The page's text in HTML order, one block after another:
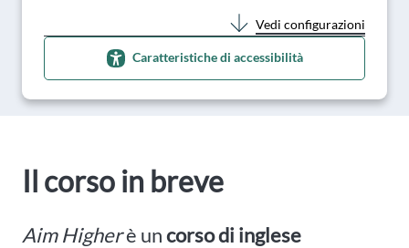
Vedi configurazioni
Caratteristiche di accessibilità
Il corso in breve
Aim Higherè uncorso di inglese